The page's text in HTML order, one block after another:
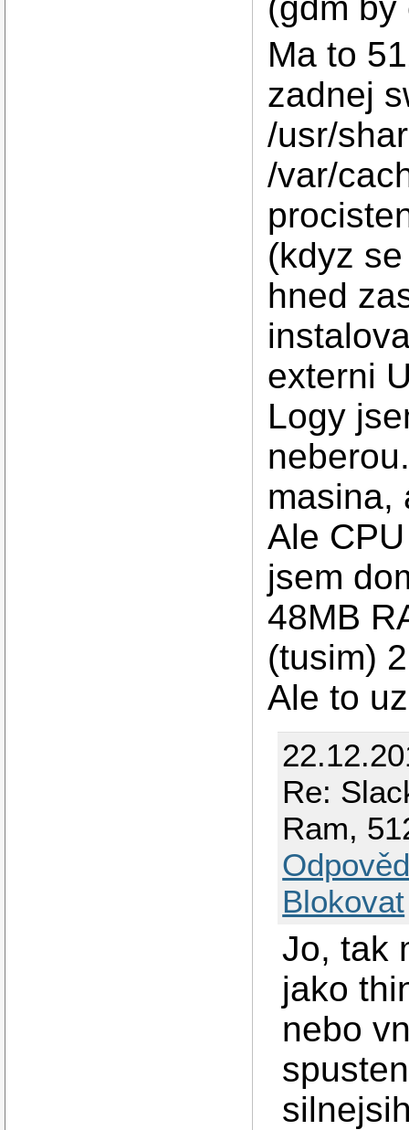
(gdm
Ma to
zadnej
/usr/
/var/
(kdyz
hned
externi
Logy
masina,
Ale
jsem
48MB
(tusim)
Ale to
Re:
Ram,
Blokovat
Jo, tak
jako
nebo